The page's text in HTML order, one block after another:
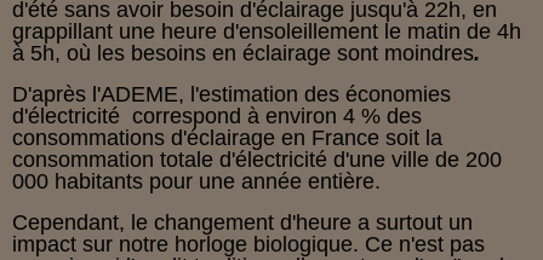
d'été sans avoir besoin d'éclairage jusqu'à 22h, en
grappillant une heure d'ensoleillement le matin de 4h
à 5h, où les besoins en éclairage sont moindres.
D'après l'ADEME, l'estimation des économies
d'électricité correspond à environ 4 % des
consommations d'éclairage en France soit la
consommation totale d'électricité d'une ville de 200
000 habitants pour une année entière.
Cependant, le changement d'heure a surtout un
impact sur notre horloge biologique. Ce n'est pas